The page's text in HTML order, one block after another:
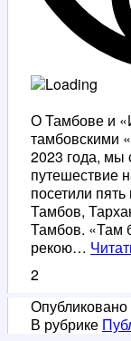
О Тамбове и
тамбовскими
2023 года, мы
путешествие
посетили
Тамбов,
Тамбов. «Там
рекою…
2
Опубликовано
В рубрике